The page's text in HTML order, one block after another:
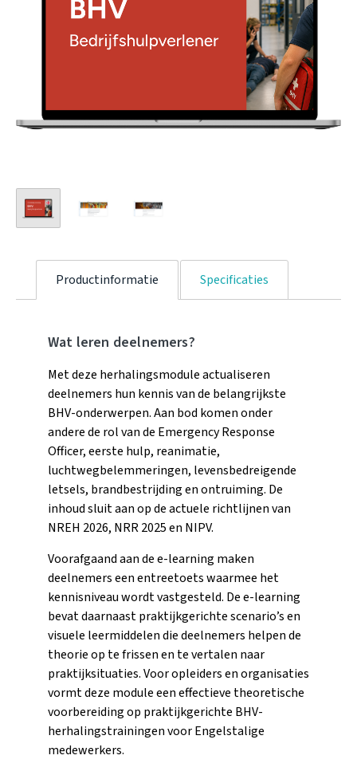
Productinformatie Specificaties
Wat leren deelnemers?
Met deze herhalingsmodule actualiseren
deelnemers hun kennis van de belangrijkste
BHV-onderwerpen. Aan bod komen onder
andere de rol van de Emergency Response
Officer, eerste hulp, reanimatie,
luchtwegbelemmeringen, levensbedreigende
letsels, brandbestrijding en ontruiming. De
inhoud sluit aan op de actuele richtlijnen van
NREH 2026, NRR 2025 en NIPV.
Voorafgaand aan de e-learning maken
deelnemers een entreetoets waarmee het
kennisniveau wordt vastgesteld. De e-learning
bevat daarnaast praktijkgerichte scenario’s en
visuele leermiddelen die deelnemers helpen de
theorie op te frissen en te vertalen naar
praktijksituaties. Voor opleiders en organisaties
vormt deze module een effectieve theoretische
voorbereiding op praktijkgerichte BHV-
herhalingstrainingen voor Engelstalige
medewerkers.